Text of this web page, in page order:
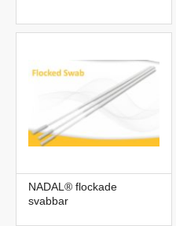
NADAL® flockade
svabbar